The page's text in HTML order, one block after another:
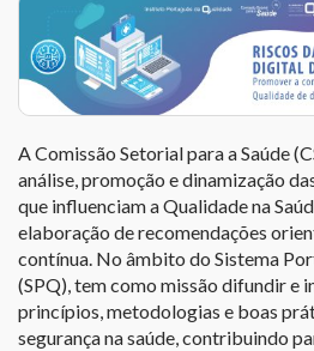
A Comissão Setorial para a Saúde
análise, promoção e dinamização
que influenciam a Qualidade na
elaboração de recomendações
contínua. No âmbito do Sistema
(SPQ), tem como missão difundir e
princípios, metodologias e boas
segurança na saúde, contribuindo